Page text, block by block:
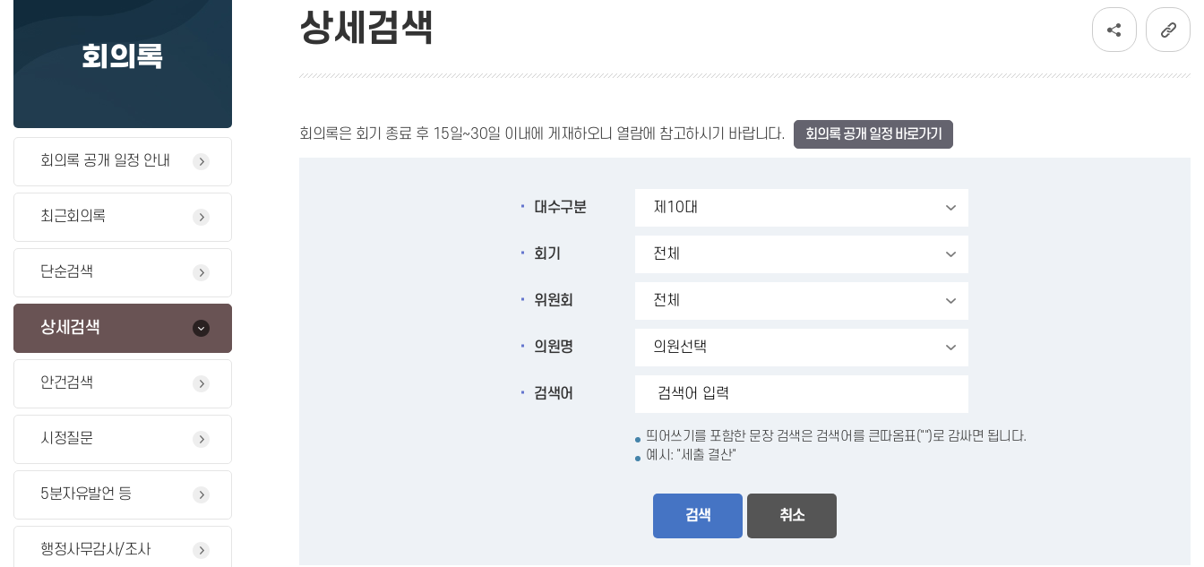
회의록
회의록 공개 일정 안내
최근회의록
단순검색
상세검색
안건검색
시정질문
5분자유발언 등
행정사무감사/조사
상세검색
회의록은 회기 종료 후 15일~30일 이내에 게재하오니 열람에 참고하시기 바랍니다. 회의록 공개 일정 바로가기
대수구분
회기
위원회
의원명
검색어
띄어쓰기를 포함한 문장 검색은 검색어를 큰따옴표("")로 감싸면 됩니다.
예시: "세출 결산"
검색 취소